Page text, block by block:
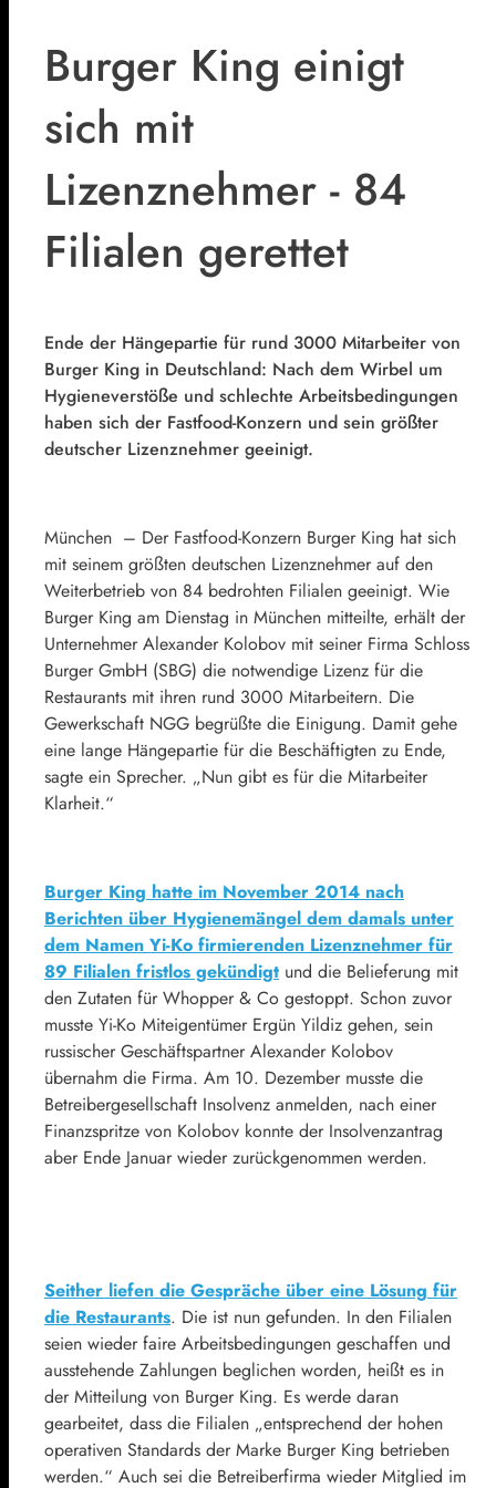
Burger King einigt
sich mit
Lizenznehmer - 84
Filialen gerettet
Ende der Hängepartie für rund 3000 Mitarbeiter von
Burger King in Deutschland: Nach dem Wirbel um
Hygieneverstöße und schlechte Arbeitsbedingungen
haben sich der Fastfood-Konzern und sein größter
deutscher Lizenznehmer geeinigt.
München – Der Fastfood-Konzern Burger King hat sich
mit seinem größten deutschen Lizenznehmer auf den
Weiterbetrieb von 84 bedrohten Filialen geeinigt. Wie
Burger King am Dienstag in München mitteilte, erhält der
Unternehmer Alexander Kolobov mit seiner Firma Schloss
Burger GmbH (SBG) die notwendige Lizenz für die
Restaurants mit ihren rund 3000 Mitarbeitern. Die
Gewerkschaft NGG begrüßte die Einigung. Damit gehe
eine lange Hängepartie für die Beschäftigten zu Ende,
sagte ein Sprecher. „Nun gibt es für die Mitarbeiter
Klarheit.“
Burger King hatte im November 2014 nach
Berichten über Hygienemängel dem damals unter
dem Namen Yi-Ko firmierenden Lizenznehmer für
89 Filialen fristlos gekündigt und die Belieferung mit
den Zutaten für Whopper & Co gestoppt. Schon zuvor
musste Yi-Ko Miteigentümer Ergün Yildiz gehen, sein
russischer Geschäftspartner Alexander Kolobov
übernahm die Firma. Am 10. Dezember musste die
Betreibergesellschaft Insolvenz anmelden, nach einer
Finanzspritze von Kolobov konnte der Insolvenzantrag
aber Ende Januar wieder zurückgenommen werden.
Seither liefen die Gespräche über eine Lösung für
die Restaurants. Die ist nun gefunden. In den Filialen
seien wieder faire Arbeitsbedingungen geschaffen und
ausstehende Zahlungen beglichen worden, heißt es in
der Mitteilung von Burger King. Es werde daran
gearbeitet, dass die Filialen „entsprechend der hohen
operativen Standards der Marke Burger King betrieben
werden.“ Auch sei die Betreiberfirma wieder Mitglied im